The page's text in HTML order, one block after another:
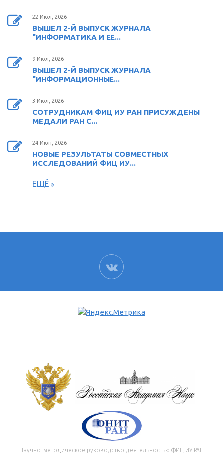
22 Июл, 2026
ВЫШЕЛ 2-Й ВЫПУСК ЖУРНАЛА
"ИНФОРМАТИКА И ЕЕ...
9 Июл, 2026
ВЫШЕЛ 2-Й ВЫПУСК ЖУРНАЛА
"ИНФОРМАЦИОННЫЕ...
3 Июл, 2026
СОТРУДНИКАМ ФИЦ ИУ РАН ПРИСУЖДЕНЫ
МЕДАЛИ РАН С...
24 Июн, 2026
НОВЫЕ РЕЗУЛЬТАТЫ СОВМЕСТНЫХ
ИССЛЕДОВАНИЙ ФИЦ ИУ...
ЕЩЁ
ВК
Научно-методическое руководство деятельностью ФИЦ ИУ РАН